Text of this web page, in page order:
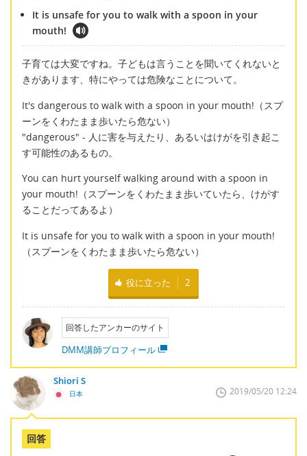
It is unsafe for you to walk with a spoon in your
mouth!
子育ては大変ですね。子どもは言うことを聞いてくれないと
きがあります、特にやっては危険なことについて。
It's dangerous to walk with a spoon in your mouth!（スプ
ーンをくわたまま歩いたら危ない）
"dangerous" - 人に害を与えたり、あるいはけがを引き起こ
す可能性のあるもの。
You can hurt yourself walking around with a spoon in
your mouth!（スプーンをくわたまま歩いていたら、けがす
ることだってあるよ）
It is unsafe for you to walk with a spoon in your mouth!
（スプーンをくわたまま歩いたら危ない）
役に立った 2
回答したアンカーのサイト
DMM講師プロフィール
Shiori S
日本 2019/05/20 12:24
回答